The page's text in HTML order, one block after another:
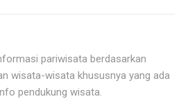
pariwisata berdasarkan
wisata-wisata khususnya yang ada
pendukung wisata.